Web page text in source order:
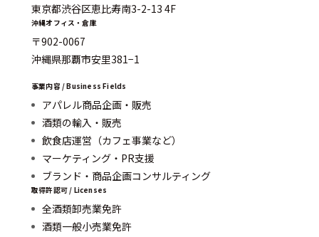
東京都渋谷区恵比寿南3-2-13 4F
沖縄オフィス・倉庫
〒902-0067
沖縄県那覇市安里381−1
事業内容 / Business Fields
アパレル商品企画・販売
酒類の輸入・販売
飲食店運営（カフェ事業など）
マーケティング・PR支援
ブランド・商品企画コンサルティング
取得許認可 / Licenses
全酒類卸売業免許
酒類一般小売業免許